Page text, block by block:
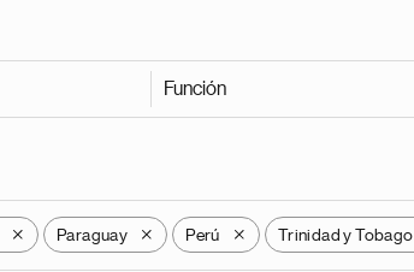
Función
X Paraguay X Perú X Trinidad y Tobago